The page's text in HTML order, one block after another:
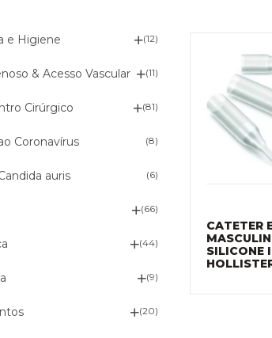
e Higiene (12)
& Acesso Vascular (11)
Cirúrgico (81)
Coronavírus (8)
auris (6)
(66)
(44)
(9)
(20)
CATETER
SILICONE